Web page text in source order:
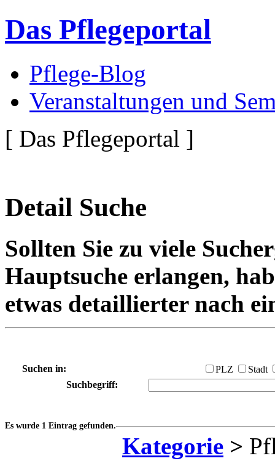
Das Pflegeportal
Pflege-Blog
Veranstaltungen und
[ Das Pflegeportal ]
Detail Suche
Sollten Sie zu viele
Hauptsuche erlangen,
etwas detaillierter nach
Suchen in: PLZ
Stadt
Suchbegriff:
Es wurde 1 Eintrag gefunden.
Kategorie >